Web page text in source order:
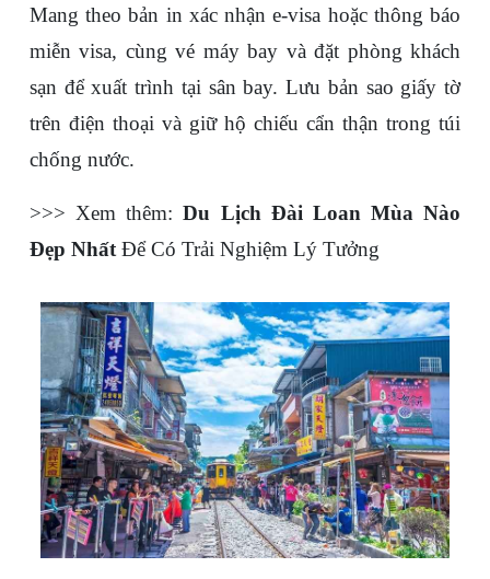
Mang theo bản in xác nhận e-visa hoặc thông báo
miễn visa, cùng vé máy bay và đặt phòng khách
sạn để xuất trình tại sân bay. Lưu bản sao giấy tờ
trên điện thoại và giữ hộ chiếu cẩn thận trong túi
chống nước.
>>> Xem thêm: Du Lịch Đài Loan Mùa Nào
Đẹp Nhất Để Có Trải Nghiệm Lý Tưởng